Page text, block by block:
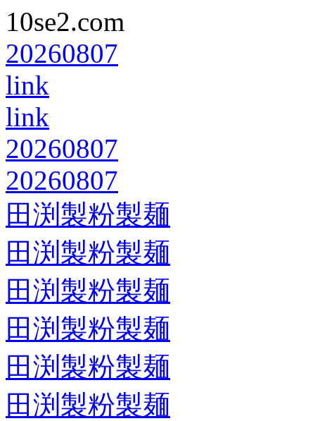
10se2.com
20260807
link
link
20260807
20260807
田渕製粉製麺
田渕製粉製麺
田渕製粉製麺
田渕製粉製麺
田渕製粉製麺
田渕製粉製麺